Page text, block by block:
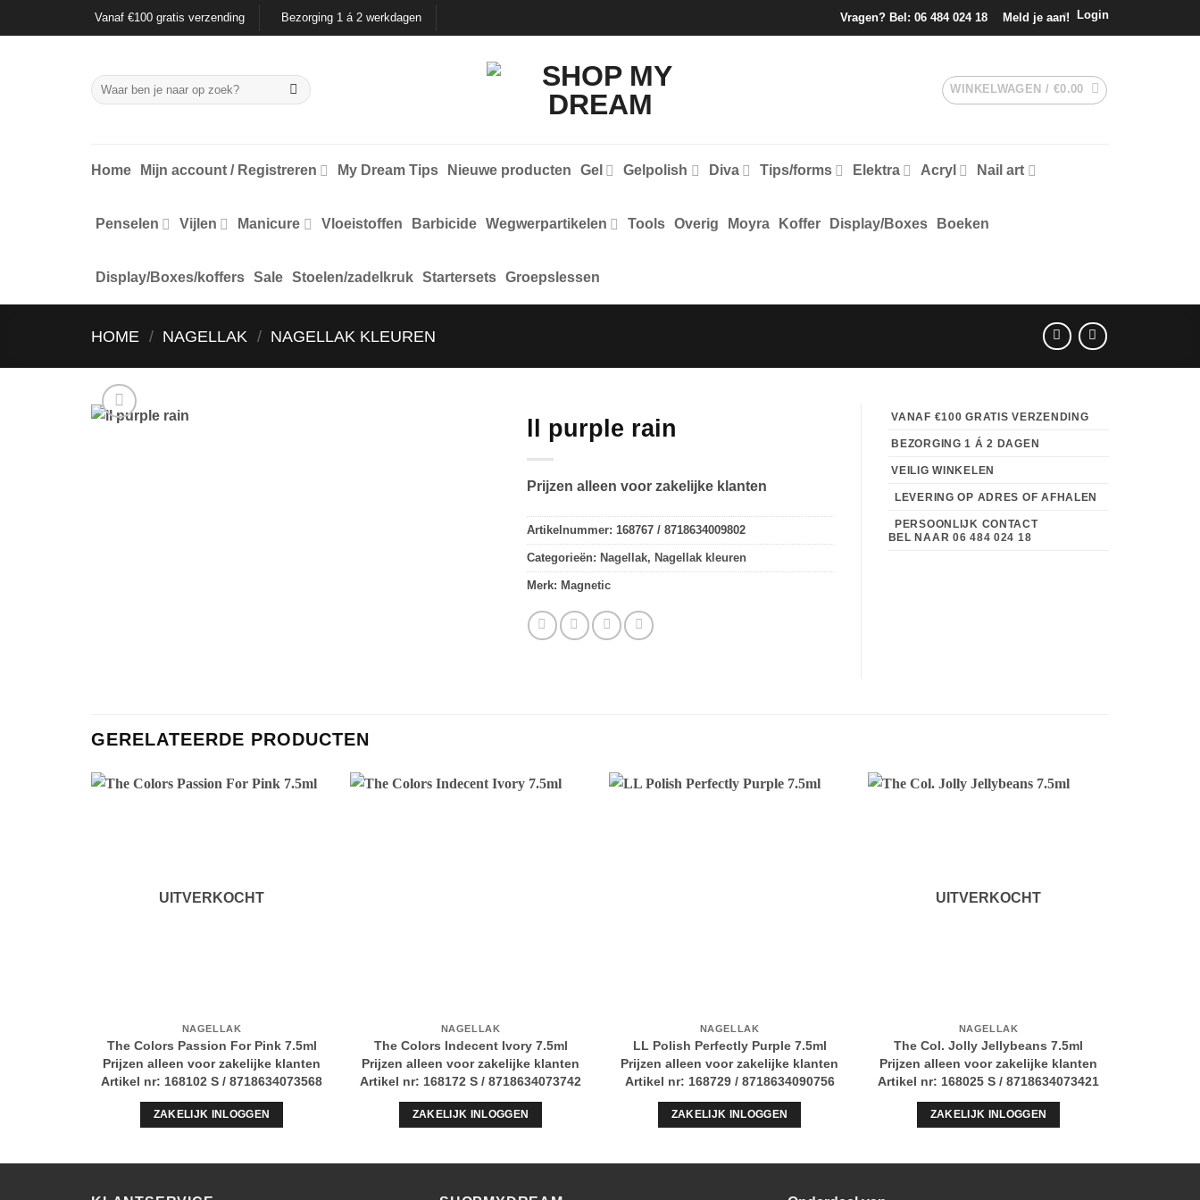
naar
Vanaf €100 gratis verzending Bezorging 1 á 2 werkdagen Vragen? Bel: 06 484 024 18 Meld je aan! Login
Zoeken
naar:
WINKELWAGEN / €0.00
Home Mijn account / Registreren My Dream Tips Nieuwe producten Gel Gelpolish Diva Tips/forms Elektra Acryl Nail art
Penselen Vijlen Manicure Vloeistoffen Barbicide Wegwerpartikelen Tools Overig Moyra Koffer Display/Boxes Boeken
Display/Boxes/koffers Sale Stoelen/zadelkruk Startersets Groepslessen
HOME / NAGELLAK / NAGELLAK KLEUREN
ll purple rain
Prijzen alleen voor zakelijke klanten
Artikelnummer: 168767 / 8718634009802
Categorieën: Nagellak, Nagellak kleuren
Merk: Magnetic
VANAF €100 GRATIS VERZENDING
BEZORGING 1 Á 2 DAGEN
VEILIG WINKELEN
LEVERING OP ADRES OF AFHALEN
PERSOONLIJK CONTACT
BEL NAAR 06 484 024 18
GERELATEERDE PRODUCTEN
UITVERKOCHT
NAGELLAK
The Colors Passion For Pink 7.5ml
Prijzen alleen voor zakelijke klanten
Artikel nr: 168102 S / 8718634073568
ZAKELIJK INLOGGEN
NAGELLAK
The Colors Indecent Ivory 7.5ml
Prijzen alleen voor zakelijke klanten
Artikel nr: 168172 S / 8718634073742
ZAKELIJK INLOGGEN
NAGELLAK
LL Polish Perfectly Purple 7.5ml
Prijzen alleen voor zakelijke klanten
Artikel nr: 168729 / 8718634090756
ZAKELIJK INLOGGEN
UITVERKOCHT
NAGELLAK
The Col. Jolly Jellybeans 7.5ml
Prijzen alleen voor zakelijke klanten
Artikel nr: 168025 S / 8718634073421
ZAKELIJK INLOGGEN